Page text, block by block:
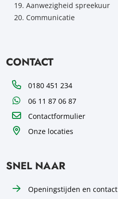
Aanwezigheid spreekuur
Communicatie
CONTACT
Telefoon0180 451 234
WhatsApp06 11 87 06 87
Contactformulier
Onze locaties
SNEL NAAR
Openingstijden en contact